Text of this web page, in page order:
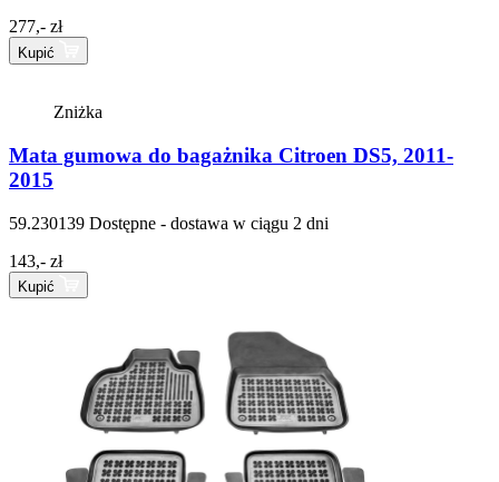
277,- zł
Kupić
Zniżka
Mata gumowa do bagażnika Citroen DS5, 2011-
2015
59.230139 Dostępne - dostawa w ciągu 2 dni
143,- zł
Kupić